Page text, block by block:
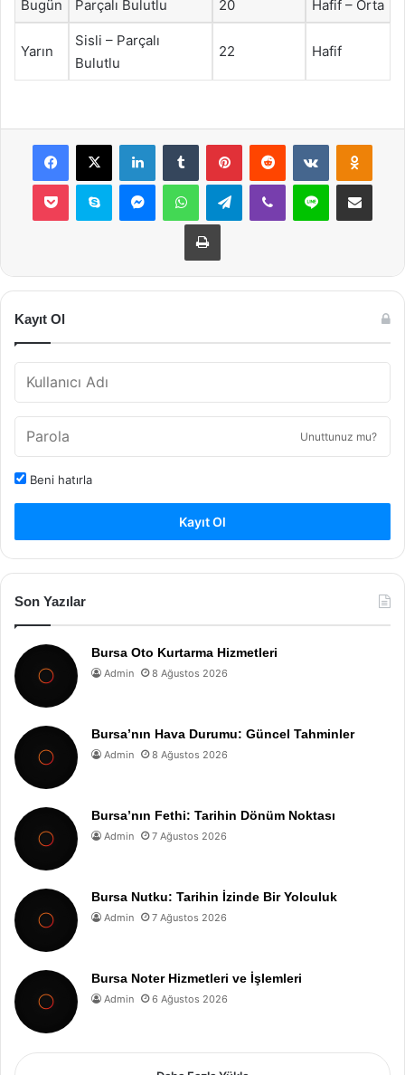
Bugün Parçalı Bulutlu 20 Hafif – Orta
Yarın
Sisli – Parçalı
Bulutlu
22 Hafif
Facebook
X LinkedInTumblr PinterestReddit VKontakte
Pocket Skype MessengerWhatsAppTelegramViber Line E-Posta ile
Yazdır
Kayıt Ol
Unuttunuz mu?
Beni hatırla
Kayıt Ol
Son Yazılar
Bursa Oto Kurtarma Hizmetleri
Admin 8 Ağustos 2026
Bursa’nın Hava Durumu: Güncel Tahminler
Admin 8 Ağustos 2026
Bursa’nın Fethi: Tarihin Dönüm Noktası
Admin 7 Ağustos 2026
Bursa Nutku: Tarihin İzinde Bir Yolculuk
Admin 7 Ağustos 2026
Bursa Noter Hizmetleri ve İşlemleri
Admin 6 Ağustos 2026